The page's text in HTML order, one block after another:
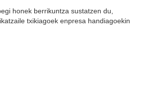
honek berrikuntza sustatzen du,
txikiagoek enpresa handiagoekin